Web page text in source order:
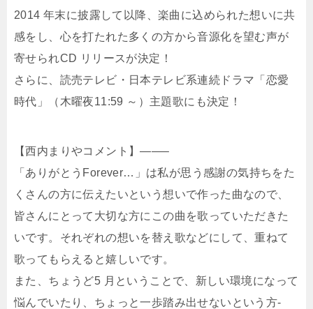
2014 年末に披露して以降、楽曲に込められた想いに共
感をし、心を打たれた多くの方から音源­化を望む声が
寄せられCD リリースが決定！
さらに、読売テレビ・日本テレビ系連続ドラマ「恋愛
時代」（木曜夜11:59 ～）主題歌にも決定！
【西内まりやコメント】——–
「ありがとうForever…」は私が思う感謝の気持ちをた
くさんの方に伝えたい­という想いで作った曲なので、
皆さんにとって大切な方にこの曲を歌っていただきた
いで­す。それぞれの想いを替え歌などにして、重ねて
歌ってもらえると嬉しいです。
また、ちょうど5 月ということで、新しい環境になって
悩んでいたり、ちょっと一歩踏み出せないという方­